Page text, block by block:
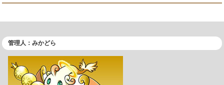
管理人：みかどら